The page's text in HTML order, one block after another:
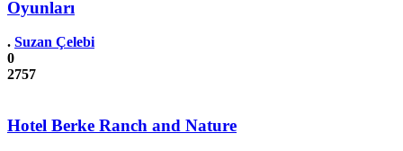
Oyunları
. Suzan Çelebi
0
2757
Hotel Berke Ranch and Nature